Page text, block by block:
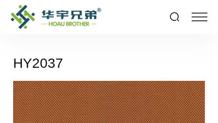
HY2037